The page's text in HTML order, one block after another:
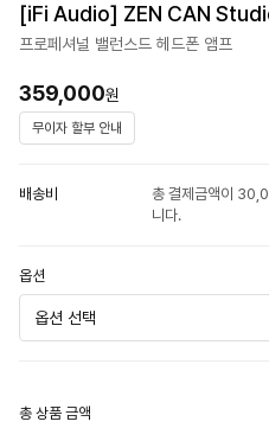
[iFi Audio] ZEN CAN
프로페셔널 밸런스드 헤드폰 앰프
359,000원
무이자 할부 안내
배송비
총 결제금액이
니다.
옵션
총 상품 금액